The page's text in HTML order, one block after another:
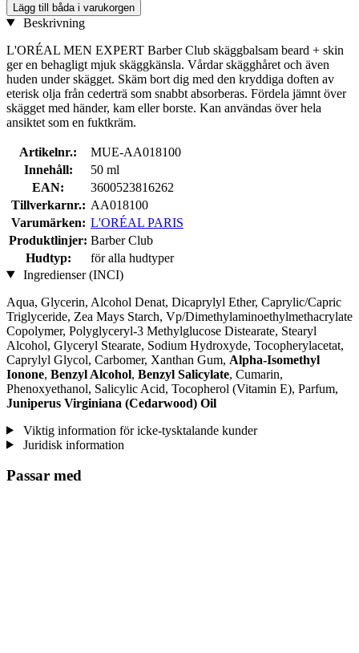
Lägg till båda i varukorgen
Beskrivning
L'ORÉAL MEN EXPERT Barber Club skäggbalsam beard + skin
ger en behagligt mjuk skäggkänsla. Vårdar skägghåret och även
huden under skägget. Skäm bort dig med den kryddiga doften av
eterisk olja från cederträ som snabbt absorberas. Fördela jämnt över
skägget med händer, kam eller borste. Kan användas över hela
ansiktet som en fuktkräm.
Artikelnr.:
MUE-AA018100
Innehåll:
50 ml
EAN:
3600523816262
Tillverkarnr.: AA018100
Varumärken: L'ORÉAL PARIS
Produktlinjer: Barber Club
Hudtyp:
för alla hudtyper
Ingredienser (INCI)
Aqua, Glycerin, Alcohol Denat, Dicaprylyl Ether, Caprylic/Capric
Triglyceride, Zea Mays Starch, Vp/Dimethylaminoethylmethacrylate
Copolymer, Polyglyceryl-3 Methylglucose Distearate, Stearyl
Alcohol, Glyceryl Stearate, Sodium Hydroxyde, Tocopherylacetat,
Caprylyl Glycol, Carbomer, Xanthan Gum, Alpha-Isomethyl
Ionone, Benzyl Alcohol, Benzyl Salicylate, Cumarin,
Phenoxyethanol, Salicylic Acid, Tocopherol (Vitamin E), Parfum,
Juniperus Virginiana (Cedarwood) Oil
Viktig information för icke-tysktalande kunder
Juridisk information
Passar med